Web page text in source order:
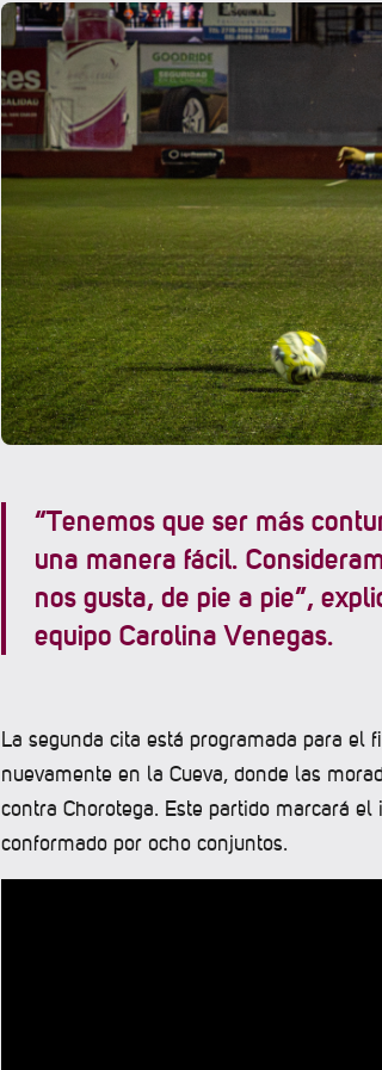
“Tenemos que ser más
una manera fácil.
nos gusta, de pie a pie”,
equipo Carolina Venegas.
La segunda cita está programada para el
nuevamente en la Cueva, donde las
contra Chorotega. Este partido marcará
conformado por ocho conjuntos.